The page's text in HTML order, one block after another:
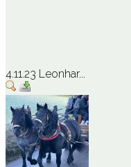
4.11.23 Leonhar...